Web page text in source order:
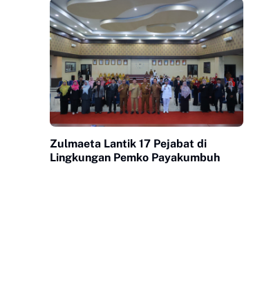
Zulmaeta Lantik 17 Pejabat di
Lingkungan Pemko Payakumbuh